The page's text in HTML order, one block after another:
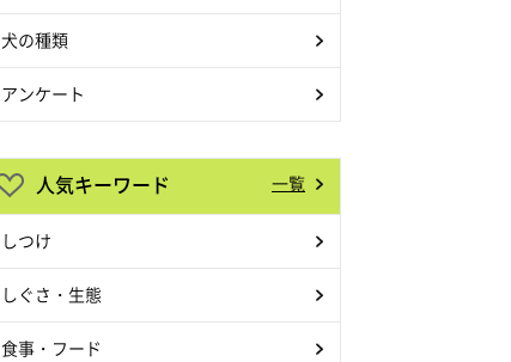
犬の種類
アンケート
人気キーワード 一覧
しつけ
しぐさ・生態
食事・フード